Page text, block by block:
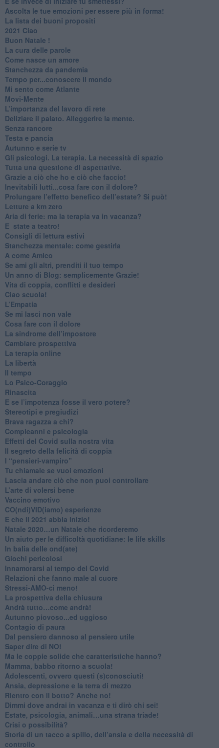
​Ascolta le tue emozioni per essere più in forma!
​La lista dei buoni propositi
2021 Ciao
Buon Natale !
​La cura delle parole
​Come nasce un amore
Stanchezza da pandemia
​Tempo per...conoscere il mondo
​Mi sento come Atlante
​Movi-Mente
​L’importanza del lavoro di rete
​Deliziare il palato. Alleggerire la mente.
​Senza rancore
​Testa e pancia
​Autunno e serie tv
​Gli psicologi. La terapia. La necessità di spazio
​Tutta una questione di aspettative.
​Grazie a ciò che ho e ciò che faccio!
​Inevitabili lutti...cosa fare con il dolore?
Prolungare l’effetto benefico dell’estate? Si può!
​Letture a km zero
​Aria di ferie: ma la terapia va in vacanza?
​E_state a teatro!
​Consigli di lettura estivi
​Stanchezza mentale: come gestirla
​A come Amico
​Se ami gli altri, prenditi il tuo tempo
​Un anno di Blog: semplicemente Grazie!
​Vita di coppia, conflitti e desideri
​Ciao scuola!
​L’Empatia
​Se mi lasci non vale
Cosa fare con il dolore
​La sindrome dell’impostore
​Cambiare prospettiva
La terapia online
La libertà
​Il tempo
​Lo Psico-Coraggio
Rinascita
​E se l’impotenza fosse il vero potere?
Stereotipi e pregiudizi
​Brava ragazza a chi?
​Compleanni e psicologia
Effetti del Covid sulla nostra vita
Il segreto della felicità di coppia
​I “pensieri-vampiro”
​Tu chiamale se vuoi emozioni
​Lascia andare ciò che non puoi controllare
L’arte di volersi bene
​Vaccino emotivo
CO(ndi)VID(iamo) esperienze
​E che il 2021 abbia inizio!
​Natale 2020…un Natale che ricorderemo
Un aiuto per le difficoltà quotidiane: le life skills
​In balia delle ond(ate)
Giochi pericolosi
Innamorarsi al tempo del Covid
​Relazioni che fanno male al cuore
​Stressi-AMO-ci meno!
​La prospettiva della chiusura
​Andrà tutto…come andrà!
Autunno piovoso...ed uggioso
​Contagio di paura
​Dal pensiero dannoso al pensiero utile
​Saper dire di NO!
​Ma le coppie solide che caratteristiche hanno?
​Mamma, babbo ritorno a scuola!
Adolescenti, ovvero questi (s)conosciuti!
Ansia, depressione e la terra di mezzo
​Rientro con il botto? Anche no!
Dimmi dove andrai in vacanza e ti dirò chi sei!
​Estate, psicologia, animali…una strana triade!
​Crisi o possibilità?
​Storia di un tacco a spillo, dell’ansia e della necessità di
controllo